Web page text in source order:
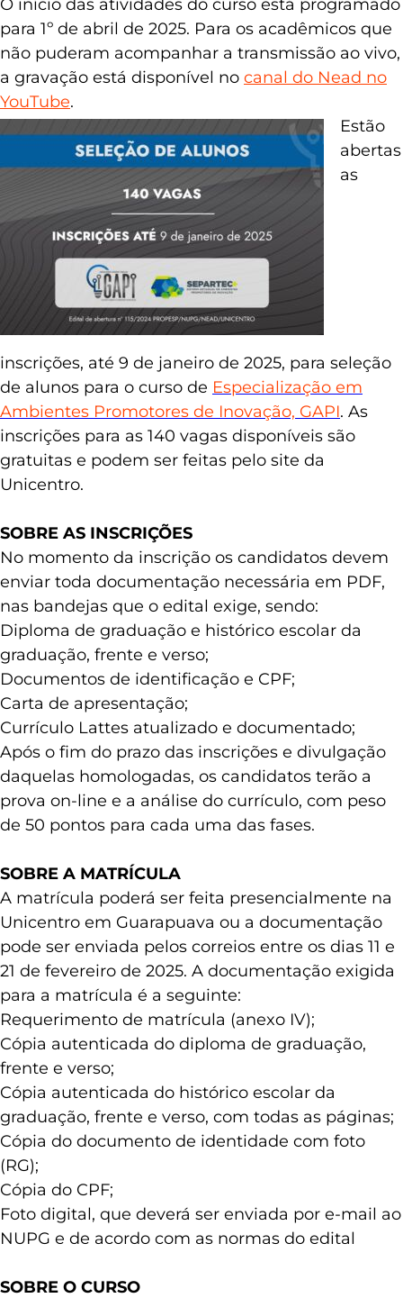
O início das atividades do curso está programado
para 1º de abril de 2025. Para os acadêmicos que
não puderam acompanhar a transmissão ao vivo,
a gravação está disponível no canal do Nead no
YouTube.
Estão
abertas
as
inscrições, até 9 de janeiro de 2025, para seleção
de alunos para o curso de Especialização em
Ambientes Promotores de Inovação, GAPI. As
inscrições para as 140 vagas disponíveis são
gratuitas e podem ser feitas pelo site da
Unicentro.
SOBRE AS INSCRIÇÕES
No momento da inscrição os candidatos devem
enviar toda documentação necessária em PDF,
nas bandejas que o edital exige, sendo:
Diploma de graduação e histórico escolar da
graduação, frente e verso;
Documentos de identificação e CPF;
Carta de apresentação;
Currículo Lattes atualizado e documentado;
Após o fim do prazo das inscrições e divulgação
daquelas homologadas, os candidatos terão a
prova on-line e a análise do currículo, com peso
de 50 pontos para cada uma das fases.
SOBRE A MATRÍCULA
A matrícula poderá ser feita presencialmente na
Unicentro em Guarapuava ou a documentação
pode ser enviada pelos correios entre os dias 11 e
21 de fevereiro de 2025. A documentação exigida
para a matrícula é a seguinte:
Requerimento de matrícula (anexo IV);
Cópia autenticada do diploma de graduação,
frente e verso;
Cópia autenticada do histórico escolar da
graduação, frente e verso, com todas as páginas;
Cópia do documento de identidade com foto
(RG);
Cópia do CPF;
Foto digital, que deverá ser enviada por e-mail ao
NUPG e de acordo com as normas do edital
SOBRE O CURSO